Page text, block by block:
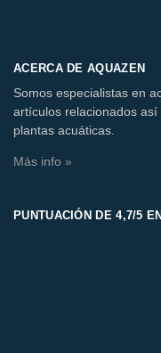
ACERCA DE AQUAZEN
Somos especialistas en
artículos relacionados
plantas acuáticas.
Más info »
PUNTUACIÓN DE 4,7/5